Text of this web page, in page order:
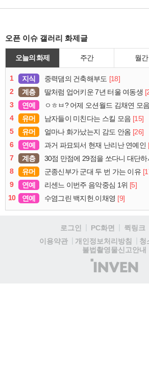
오픈 이슈 갤러리 화제글
오늘의 화제 주간 월간
1 지식 중력댐의 건축해부도 [18]
2
계층 딸처럼 업어키운 7년 터울 여동생
3
연예 ㅇㅎㅂ? 어제 오션월드 김채연 모음
4
유머 남자들이 미친다는 스킬 모음 [15]
5
유머 얼마나 화가났는지 감도 안옴 [26]
6
연예 과거 파묘되서 현재 난리난 연예인
7
계층 30점 만점에 29점을 쏘다니 대단하
8
유머 군종신부가 군대 두 번 가는 이유
9
연예 리센느 이번주 음악중심 1위 [5]
10
연예 수염그린 백지헌.이채영 [9]
로그인 PC화면 퀵링크
이용약관
개인정보처리방침
청
불법촬영물신고안내
(주)
인